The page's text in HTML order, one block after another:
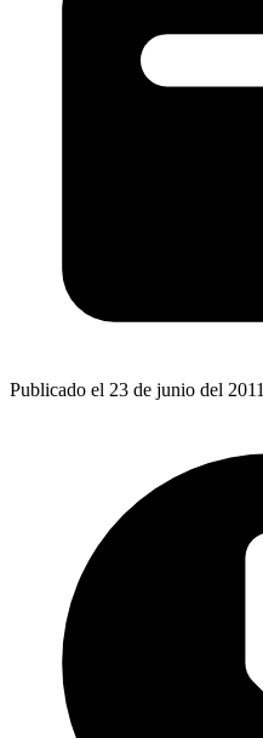
Publicado el 23 de junio del 2011